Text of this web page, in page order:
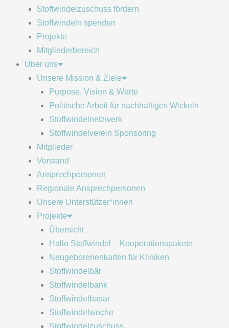
Stoffwindelzuschuss fördern
Stoffwindeln spenden
Projekte
Mitgliederbereich
Über uns
Unsere Mission & Ziele
Purpose, Vision & Werte
Politische Arbeit für nachhaltiges Wickeln
Stoffwindelnetzwerk
Stoffwindelverein Sponsoring
Mitglieder
Vorstand
Ansprechpersonen
Regionale Ansprechpersonen
Unsere Unterstützer*innen
Projekte
Übersicht
Hallo Stoffwindel – Kooperationspakete
Neugeborenenkarten für Kliniken
Stoffwindelbär
Stoffwindelbank
Stoffwindelbasar
Stoffwindelwoche
Stoffwindelzuschuss